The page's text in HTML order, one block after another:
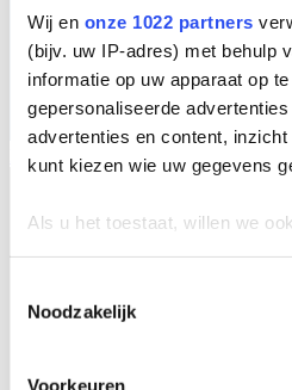
Wij en onze 1022 partners
(bijv. uw IP-adres) met behulp
informatie op uw apparaat op
gepersonaliseerde
advertenties en content,
kunt kiezen wie uw gegevens
Als u het toestaat, willen we
Informatie verzamelen
Uw apparaat
Lees meer over hoe uw
Noodzakelijk
Voorkeuren
NL